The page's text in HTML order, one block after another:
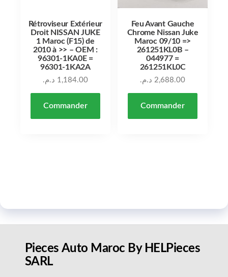
Rétroviseur Extérieur
Droit NISSAN JUKE
1 Maroc (F15) de
2010 à >> – OEM :
96301-1KA0E =
96301-1KA2A
1,184.00 د.م.
Commander
Feu Avant Gauche
Chrome Nissan Juke
Maroc 09/10 =>
261251KL0B –
044977 =
261251KL0C
2,688.00 د.م.
Commander
Pieces Auto Maroc By HELPieces
SARL